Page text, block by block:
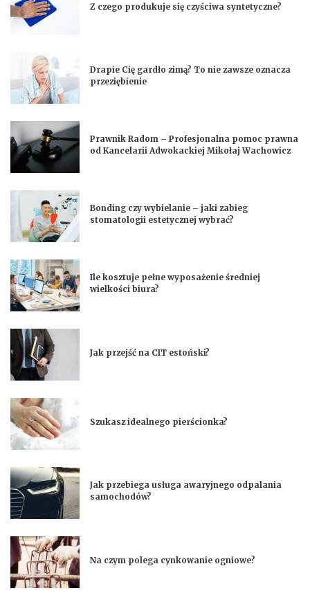
Z czego produkuje się czyściwa syntetyczne?
Drapie Cię gardło zimą? To nie zawsze oznacza
przeziębienie
Prawnik Radom – Profesjonalna pomoc prawna
od Kancelarii Adwokackiej Mikołaj Wachowicz
Bonding czy wybielanie – jaki zabieg
stomatologii estetycznej wybrać?
Ile kosztuje pełne wyposażenie średniej
wielkości biura?
Jak przejść na CIT estoński?
Szukasz idealnego pierścionka?
Jak przebiega usługa awaryjnego odpalania
samochodów?
Na czym polega cynkowanie ogniowe?